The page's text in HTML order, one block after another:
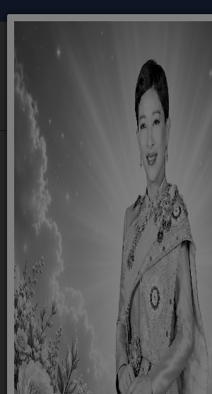
โครงสร้างองค์กร
20 พฤศจิกายน 2564
องค์การบริหารส่วนตำบลฟ้าห่วน อำเภอค้อวัง จังหวั
โครงสร้างหน่วยงาน เพื่อประชาสัมพันธ์ ให้ความรู้ แ
ปรากฏตามเอกสารที่แนบมาด้วยนี้ จึงประชาสัมพันธ์